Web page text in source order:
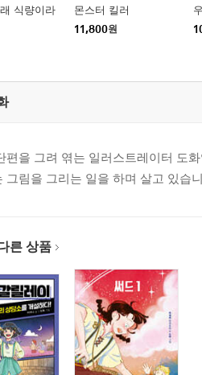
식량이라
몬스터 킬러
11,800원
편을 그려 엮는 일러스트레이터 도
그림을 그리는 일을 하며 살고 있습
른 상품